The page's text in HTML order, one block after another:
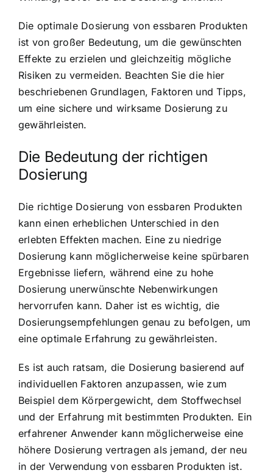
Die optimale Dosierung von essbaren Produkten
ist von großer Bedeutung, um die gewünschten
Effekte zu erzielen und gleichzeitig mögliche
Risiken zu vermeiden. Beachten Sie die hier
beschriebenen Grundlagen, Faktoren und Tipps,
um eine sichere und wirksame Dosierung zu
gewährleisten.
Die Bedeutung der richtigen
Dosierung
Die richtige Dosierung von essbaren Produkten
kann einen erheblichen Unterschied in den
erlebten Effekten machen. Eine zu niedrige
Dosierung kann möglicherweise keine spürbaren
Ergebnisse liefern, während eine zu hohe
Dosierung unerwünschte Nebenwirkungen
hervorrufen kann. Daher ist es wichtig, die
Dosierungsempfehlungen genau zu befolgen, um
eine optimale Erfahrung zu gewährleisten.
Es ist auch ratsam, die Dosierung basierend auf
individuellen Faktoren anzupassen, wie zum
Beispiel dem Körpergewicht, dem Stoffwechsel
und der Erfahrung mit bestimmten Produkten. Ein
erfahrener Anwender kann möglicherweise eine
höhere Dosierung vertragen als jemand, der neu
in der Verwendung von essbaren Produkten ist.